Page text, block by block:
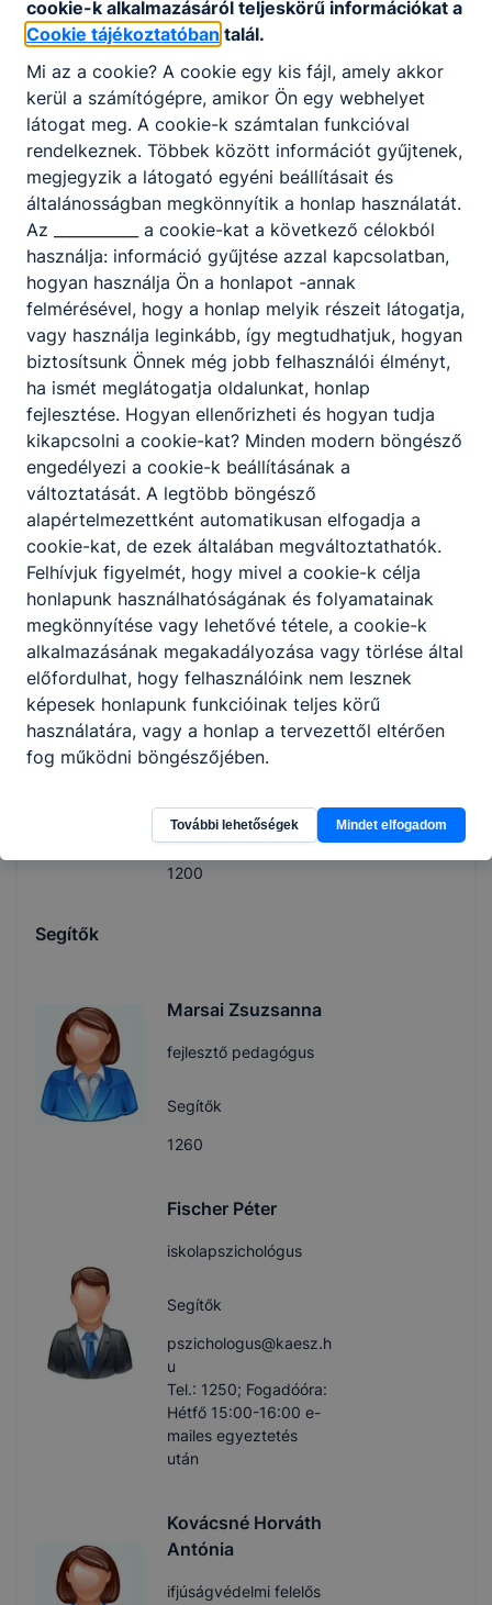
Szecsvai László
Gábor
portás
Technikai
Szemánszki Attila
gondnok
Technikai
gondnoksag@kaesz.h
u
Székely Lajos
könyvtáros,
rendszergazda
Technikai
szekelylajos@kaesz.h
u
1150
Vácz Tibor
Technikai
1200
Segítők
Marsai Zsuzsanna
fejlesztő pedagógus
Segítők
1260
Fischer Péter
iskolapszichológus
Segítők
pszichologus@kaesz.h
u
Tel.: 1250; Fogadóóra:
Hétfő 15:00-16:00 e-
mailes egyeztetés
után
Kovácsné Horváth
Antónia
ifjúságvédelmi felelős
cookie-k alkalmazásáról teljeskörű információkat a
Cookie tájékoztatóban talál.
Mi az a cookie? A cookie egy kis fájl, amely akkor
kerül a számítógépre, amikor Ön egy webhelyet
látogat meg. A cookie-k számtalan funkcióval
rendelkeznek. Többek között információt gyűjtenek,
megjegyzik a látogató egyéni beállításait és
általánosságban megkönnyítik a honlap használatát.
Az ___________ a cookie-kat a következő célokból
használja: információ gyűjtése azzal kapcsolatban,
hogyan használja Ön a honlapot -annak
felmérésével, hogy a honlap melyik részeit látogatja,
vagy használja leginkább, így megtudhatjuk, hogyan
biztosítsunk Önnek még jobb felhasználói élményt,
ha ismét meglátogatja oldalunkat, honlap
fejlesztése. Hogyan ellenőrizheti és hogyan tudja
kikapcsolni a cookie-kat? Minden modern böngésző
engedélyezi a cookie-k beállításának a
változtatását. A legtöbb böngésző
alapértelmezettként automatikusan elfogadja a
cookie-kat, de ezek általában megváltoztathatók.
Felhívjuk figyelmét, hogy mivel a cookie-k célja
honlapunk használhatóságának és folyamatainak
megkönnyítése vagy lehetővé tétele, a cookie-k
alkalmazásának megakadályozása vagy törlése által
előfordulhat, hogy felhasználóink nem lesznek
képesek honlapunk funkcióinak teljes körű
használatára, vagy a honlap a tervezettől eltérően
fog működni böngészőjében.
További lehetőségek Mindet elfogadom